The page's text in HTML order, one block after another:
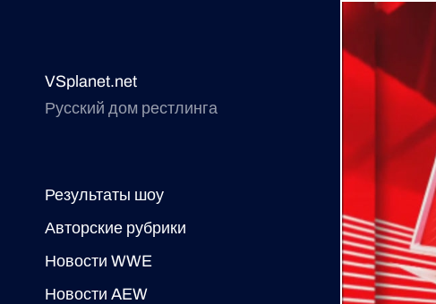
VSplanet.net
Русский дом рестлинга
Результаты шоу
Авторские рубрики
Новости WWE
Новости AEW